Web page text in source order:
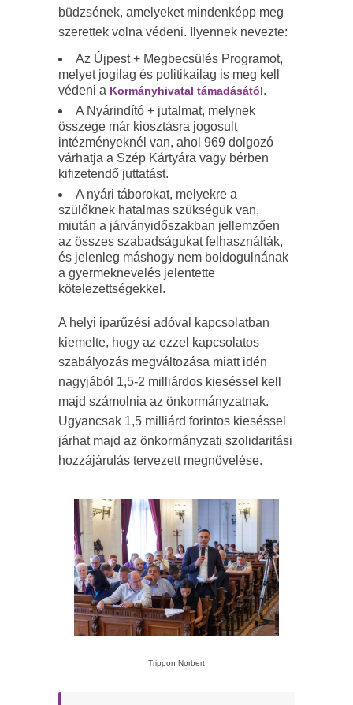
büdzsének, amelyeket mindenképp meg
szerettek volna védeni. Ilyennek nevezte:
Az Újpest + Megbecsülés Programot,
melyet jogilag és politikailag is meg kell
védeni a Kormányhivatal támadásától.
A Nyárindító + jutalmat, melynek
összege már kiosztásra jogosult
intézményeknél van, ahol 969 dolgozó
várhatja a Szép Kártyára vagy bérben
kifizetendő juttatást.
A nyári táborokat, melyekre a
szülőknek hatalmas szükségük van,
miután a járványidőszakban jellemzően
az összes szabadságukat felhasználták,
és jelenleg máshogy nem boldogulnának
a gyermeknevelés jelentette
kötelezettségekkel.
A helyi iparűzési adóval kapcsolatban
kiemelte, hogy az ezzel kapcsolatos
szabályozás megváltozása miatt idén
nagyjából 1,5-2 milliárdos kieséssel kell
majd számolnia az önkormányzatnak.
Ugyancsak 1,5 milliárd forintos kieséssel
járhat majd az önkormányzati szolidaritási
hozzájárulás tervezett megnövelése.
Trippon Norbert